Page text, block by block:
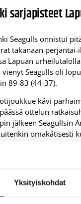
Yksityiskohdat
sarjapisteet
Seagulls onnistui
takanaan perjantai-
Lapuan
Seagulls oli
89-83 (44-37).
kävi
ottelun
jälkeen Seagullsin
omakätisesti
vapaaheitot
takamies Aubrey
lay-upillaan.